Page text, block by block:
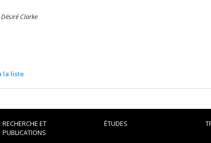
Clarke
la liste
RECHERCHE ET
PUBLICATIONS
ÉTUDES